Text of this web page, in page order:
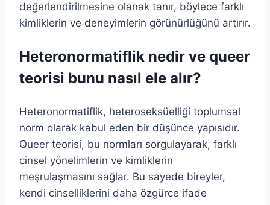
değerlendirilmesine olanak tanır, böylece farklı
kimliklerin ve deneyimlerin görünürlüğünü artırır.
Heteronormatiflik nedir ve queer
teorisi bunu nasıl ele alır?
Heteronormatiflik, heteroseksüelliği toplumsal
norm olarak kabul eden bir düşünce yapısıdır.
Queer teorisi, bu normları sorgulayarak, farklı
cinsel yönelimlerin ve kimliklerin
meşrulaşmasını sağlar. Bu sayede bireyler,
kendi cinselliklerini daha özgürce ifade